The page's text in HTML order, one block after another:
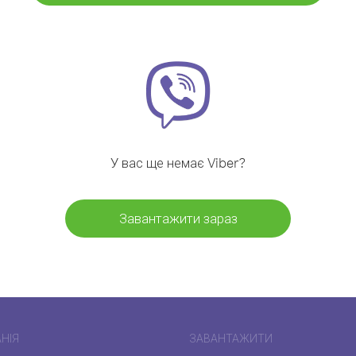
У вас ще немає Viber?
Завантажити зараз
ЗАВАНТАЖИТИ